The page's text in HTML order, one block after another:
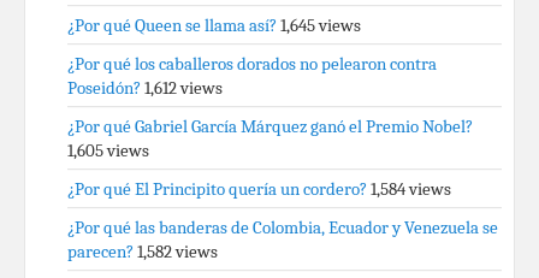
¿Por qué Queen se llama así? 1,645 views
¿Por qué los caballeros dorados no pelearon contra
Poseidón? 1,612 views
¿Por qué Gabriel García Márquez ganó el Premio Nobel?
1,605 views
¿Por qué El Principito quería un cordero? 1,584 views
¿Por qué las banderas de Colombia, Ecuador y Venezuela se
parecen? 1,582 views